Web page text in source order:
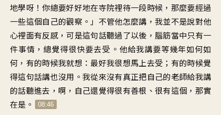
地學呀！你總要好好地在寺院裡待一段時候，那麼要經過
一些這個自己的觀察。」不管他怎麼講，我並不是說對他
心裡面有反感，可是這句話聽過了以後，腦筋當中只有一
件事情，總覺得很快要去受。他給我講要等幾年如何如
何，有的時候我就想：最好我很想馬上去受；有的時候覺
得這句話講也沒用。我從來沒有真正把自己的老師給我講
的話聽進去，啊，自己還覺得很有善根、很有這個，那實
在是。
08:46